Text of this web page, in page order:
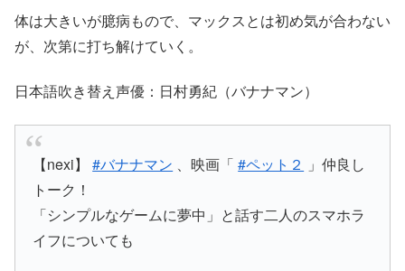
体は大きいが臆病もので、マックスとは初め気が合わない
が、次第に打ち解けていく。
日本語吹き替え声優：日村勇紀（バナナマン）
【nexi】#バナナマン 、映画「#ペット２
」仲良し
トーク！
「シンプルなゲームに夢中」と話す二人のスマホラ
イフについても